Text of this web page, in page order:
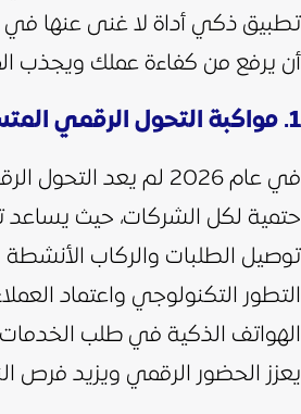
أن يرفع من كفاءة عملك ويجذب
1. مواكبة التحول الرقمي المتسارع
في عام 2026 لم يعد
حتمية لكل الشركات، حيث يساعد
توصيل الطلبات والركاب الأنشطة
التطور التكنولوجي واعتماد
الهواتف الذكية في طلب الخدمات
يعزز الحضور الرقمي ويزيد فرص